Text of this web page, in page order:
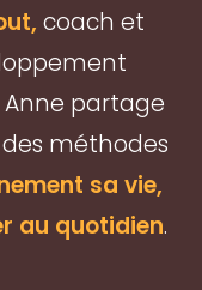
coach et
Anne partage
méthodes
sa vie,
au quotidien.